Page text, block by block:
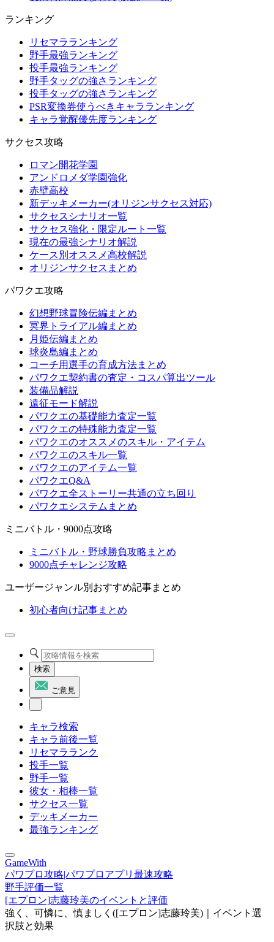
ランキング
リセマラランキング
野手最強ランキング
投手最強ランキング
野手タッグの強さランキング
投手タッグの強さランキング
PSR変換券使うべきキャラランキング
キャラ覚醒優先度ランキング
サクセス攻略
ロマン開花学園
アンドロメダ学園強化
赤壁高校
新デッキメーカー(オリジンサクセス対応)
サクセスシナリオ一覧
サクセス強化・限定ルート一覧
現在の最強シナリオ解説
ケース別オススメ高校解説
オリジンサクセスまとめ
パワクエ攻略
幻想野球冒険伝編まとめ
冥界トライアル編まとめ
月姫伝編まとめ
球炎島編まとめ
コーチ用選手の育成方法まとめ
パワクエ契約書の査定・コスパ算出ツール
装備品解説
遠征モード解説
パワクエの基礎能力査定一覧
パワクエの特殊能力査定一覧
パワクエのオススメのスキル・アイテム
パワクエのスキル一覧
パワクエのアイテム一覧
パワクエQ&A
パワクエ全ストーリー共通の立ち回り
パワクエシステムまとめ
ミニバトル・9000点攻略
ミニバトル・野球勝負攻略まとめ
9000点チャレンジ攻略
ユーザージャンル別おすすめ記事まとめ
初心者向け記事まとめ
検索
ご意見
キャラ検索
キャラ前後一覧
リセマラランク
投手一覧
野手一覧
彼女・相棒一覧
サクセス一覧
デッキメーカー
最強ランキング
GameWith
パワプロ攻略|パワプロアプリ最速攻略
野手評価一覧
[エプロン]志藤玲美のイベントと評価
強く、可憐に、慎ましく([エプロン]志藤玲美)｜イベント選
択肢と効果